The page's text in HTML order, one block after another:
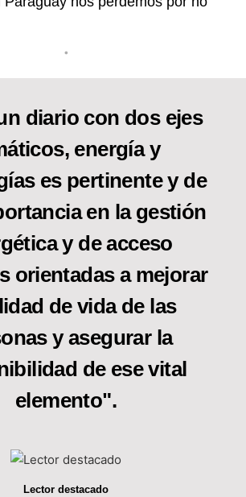
•
diario con dos ejes
energía y
es pertinente y de
en la gestión
y de acceso
orientadas a mejorar
de vida de las
y asegurar la
de ese vital
elemento".
Lector destacado